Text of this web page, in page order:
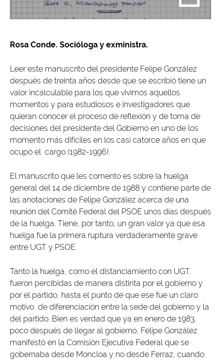
Rosa Conde. Socióloga y exministra.
Leer este manuscrito del presidente Felipe González
después de treinta años desde que se escribió tiene un
valor incalculable para los que vivimos aquellos
momentos y para estudiosos e investigadores que
quieran conocer el proceso de reflexión y de toma de
decisiones del presidente del Gobierno en uno de los
momento más difíciles en los casi catorce años en que
ocupó el cargo (1982-1996).
El manuscrito que les comento es sobre la huelga
general del 14 de diciembre de 1988 y contiene parte de
las anotaciones de Felipe González acerca de una
reunión del Comité Federal del PSOE unos días después
de la huelga. Tiene, por tanto, un gran valor ya que esa
huelga fue la primera ruptura verdaderamente grave
entre UGT y PSOE.
Tanto la huelga, como el distanciamiento con UGT,
fueron percibidas de manera distinta por el gobierno y
por el partido, hasta el punto de que ese fue un claro
motivo de diferenciación entre la sede del gobierno y la
del partido. Bien es verdad que ya en enero de 1983,
poco después de llegar al gobierno, Felipe González
manifestó en la Comisión Ejecutiva Federal que se
gobernaba desde Moncloa y no desde Ferraz, cuando